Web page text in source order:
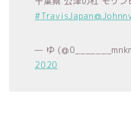
#TravisJapan
— ゆ
2020